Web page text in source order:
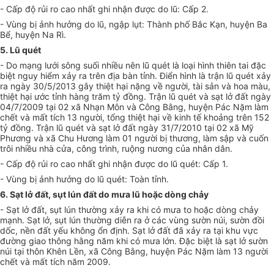
- Cấp độ rủi ro cao nhất ghi nhận được do lũ: Cấp 2.
- Vùng bị ảnh hưởng do lũ, ngập lụt: Thành phố Bắc Kạn, huyện Ba
Bể, huyện Na Rì.
5. Lũ quét
- Do mạng lưới sông suối nhiều nên lũ quét là loại hình thiên tai đặc
biệt nguy hiểm xảy ra trên địa bàn tỉnh. Điển hình là trận lũ quét xảy
ra ngày 30/5/2013 gây thiệt hại nặng về người, tài sản và hoa màu,
thiệt hại ước tỉnh hàng trăm tỷ đồng. Trận lũ quét và sạt lở đất ngày
04/7/2009 tại 02 xã Nhạn Môn và Công Bằng, huyện Pác Nặm làm
chết và mất tích 13 người, tổng thiệt hại về kinh tế khoảng trên 152
tỷ đồng. Trận lũ quét và sạt lở đất ngày 31/7/2010 tại 02 xã Mỹ
Phương và xã Chu Hương làm 01 người bị thương, làm sập và cuốn
trôi nhiều nhà cửa, công trình, ruộng nương của nhân dân.
- Cấp độ rủi ro cao nhất ghi nhận được do lũ quét: Cấp 1.
- Vùng bị ảnh hưởng do lũ quét: Toàn tỉnh.
6. Sạt lở đất, sụt lún đất do mưa lũ hoặc dòng chảy
- Sạt lở đất, sụt lún thường xảy ra khi có mưa to hoặc dòng chảy
mạnh. Sạt lở, sụt lún thường diễn ra ở các vùng sườn núi, sườn đồi
dốc, nền đất yếu không ổn định. Sạt lở đất đã xảy ra tại khu vực
đường giao thông hằng năm khi có mưa lớn. Đặc biệt là sạt lở sườn
núi tại thôn Khên Lền, xã Công Bằng, huyện Pác Nặm làm 13 người
chết và mất tích năm 2009.